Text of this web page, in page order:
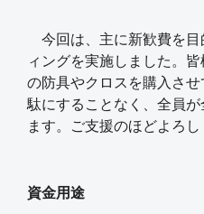
今回は、主に新歓費を目
ィングを実施しました。
の防具やクロスを購入さ
駄にすることなく、全員
ます。ご支援のほどよろ
資金用途